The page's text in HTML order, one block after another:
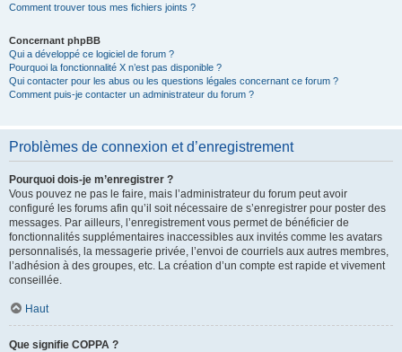
Comment trouver tous mes fichiers joints ?
Concernant phpBB
Qui a développé ce logiciel de forum ?
Pourquoi la fonctionnalité X n’est pas disponible ?
Qui contacter pour les abus ou les questions légales concernant ce forum ?
Comment puis-je contacter un administrateur du forum ?
Problèmes de connexion et d’enregistrement
Pourquoi dois-je m’enregistrer ?
Vous pouvez ne pas le faire, mais l’administrateur du forum peut avoir
configuré les forums afin qu’il soit nécessaire de s’enregistrer pour poster des
messages. Par ailleurs, l’enregistrement vous permet de bénéficier de
fonctionnalités supplémentaires inaccessibles aux invités comme les avatars
personnalisés, la messagerie privée, l’envoi de courriels aux autres membres,
l’adhésion à des groupes, etc. La création d’un compte est rapide et vivement
conseillée.
Haut
Que signifie COPPA ?